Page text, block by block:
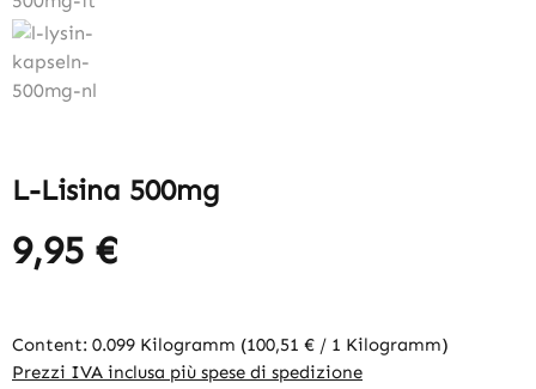
L-Lisina 500mg
9,95 €
Content: 0.099 Kilogramm (100,51 € / 1 Kilogramm)
Prezzi IVA inclusa più spese di spedizione